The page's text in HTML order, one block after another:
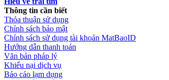
Thông tin cần biết
Thỏa thuận sử dụng
Chính sách bảo mật
Chính sách sử dụng tài khoản MatBaoID
Hướng dẫn thanh toán
Văn bản pháp lý
Khiếu nại dịch vụ
Báo cáo lạm dụng